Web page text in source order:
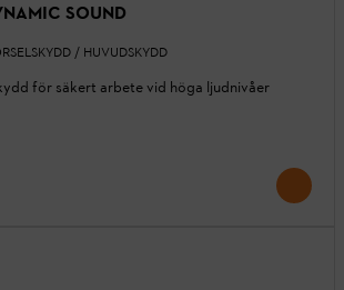
SOUND
/ HUVUDSKYDD
för säkert arbete vid höga ljudnivåer